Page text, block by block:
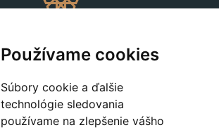
Používame cookies
Súbory cookie a ďalšie
technológie sledovania
používame na zlepšenie vášho
+420 311 604 182
dekorace@autronic.cz